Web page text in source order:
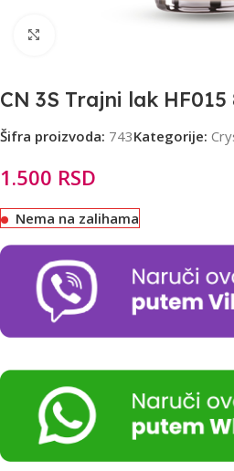
CN 3S Trajni lak HF015
Šifra proizvoda: 743Kategorije:
1.500 RSD
Nema na zalihama